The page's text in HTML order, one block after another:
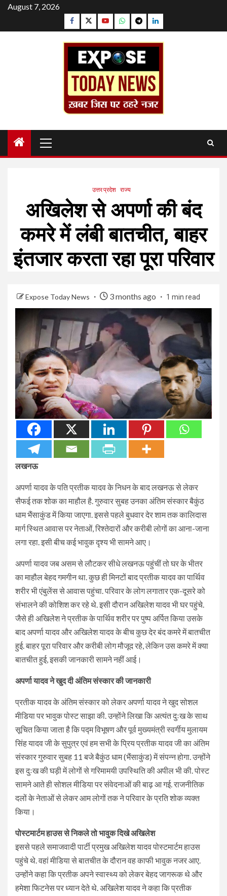
Skip
content
August 7, 2026
Facebook
TwitterYouTubeWhatsapp
TelegramLinkedin
Menu
उत्तर प्रदेश राज्य
अखिलेश से अपर्णा की बंद
कमरे में लंबी बातचीत, बाहर
इंतजार करता रहा पूरा परिवार
Expose Today News 3 months ago 1 min read
लखनऊ
अपर्णा यादव के पति प्रतीक यादव के निधन के बाद लखनऊ से लेकर
सैफई तक शोक का माहौल है. गुरुवार सुबह उनका अंतिम संस्कार बैकुंठ
धाम भैंसाकुंड में किया जाएगा. इससे पहले बुधवार देर शाम तक कालिदास
मार्ग स्थित आवास पर नेताओं, रिश्तेदारों और करीबी लोगों का आना-जाना
लगा रहा. इसी बीच कई भावुक दृश्य भी सामने आए।
अपर्णा यादव जब असम से लौटकर सीधे लखनऊ पहुंचीं तो घर के भीतर
का माहौल बेहद गमगीन था. कुछ ही मिनटों बाद प्रतीक यादव का पार्थिव
शरीर भी एंबुलेंस से आवास पहुंचा. परिवार के लोग लगातार एक-दूसरे को
संभालने की कोशिश कर रहे थे. इसी दौरान अखिलेश यादव भी घर पहुंचे.
जैसे ही अखिलेश ने प्रतीक के पार्थिव शरीर पर पुष्प अर्पित किया उसके
बाद अपर्णा यादव और अखिलेश यादव के बीच कुछ देर बंद कमरे में बातचीत
हुई. बाहर पूरा परिवार और करीबी लोग मौजूद रहे, लेकिन उस कमरे में क्या
बातचीत हुई, इसकी जानकारी सामने नहीं आई।
अपर्णा यादव ने खुद दी अंतिम संस्कार की जानकारी
प्रतीक यादव के अंतिम संस्कार को लेकर अपर्णा यादव ने खुद सोशल
मीडिया पर भावुक पोस्ट साझा की. उन्होंने लिखा कि अत्यंत दुःख के साथ
सूचित किया जाता है कि पद्म विभूषण और पूर्व मुख्यमंत्री स्वर्गीय मुलायम
सिंह यादव जी के सुपुत्र एवं हम सभी के प्रिय प्रतीक यादव जी का अंतिम
संस्कार गुरुवार सुबह 11 बजे बैकुंठ धाम (भैंसाकुंड) में संपन्न होगा. उन्होंने
इस दुःख की घड़ी में लोगों से गरिमामयी उपस्थिति की अपील भी की. पोस्ट
सामने आते ही सोशल मीडिया पर संवेदनाओं की बाढ़ आ गई. राजनीतिक
दलों के नेताओं से लेकर आम लोगों तक ने परिवार के प्रति शोक व्यक्त
किया।
पोस्टमार्टम हाउस से निकले तो भावुक दिखे अखिलेश
इससे पहले समाजवादी पार्टी प्रमुख अखिलेश यादव पोस्टमार्टम हाउस
पहुंचे थे. वहां मीडिया से बातचीत के दौरान वह काफी भावुक नजर आए.
उन्होंने कहा कि प्रतीक अपने स्वास्थ्य को लेकर बेहद जागरूक थे और
हमेशा फिटनेस पर ध्यान देते थे. अखिलेश यादव ने कहा कि प्रतीक